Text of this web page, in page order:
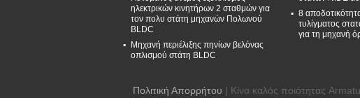
ηλεκτρικών κινητήρων 2 σταθμών για
τον πολυ στάτη μηχανών Πολωνού
BLDC
Μηχανή περιέλιξης πηνίων βελόνας
οπλισμού στάτη BLDC
8
τυλίγματος
για τη μηχανή
Πολιτική Απορρήτου | Κίνα καλός ποιότητας